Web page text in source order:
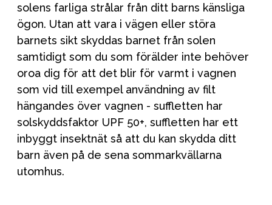
solens farliga strålar från ditt barns känsliga
ögon. Utan att vara i vägen eller störa
barnets sikt skyddas barnet från solen
samtidigt som du som förälder inte behöver
oroa dig för att det blir för varmt i vagnen
som vid till exempel användning av filt
hängandes över vagnen - suffletten har
solskyddsfaktor UPF 50+, suffletten har ett
inbyggt insektnät så att du kan skydda ditt
barn även på de sena sommarkvällarna
utomhus.